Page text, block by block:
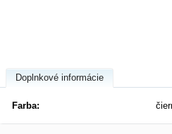
Doplnkové informácie
Farba: